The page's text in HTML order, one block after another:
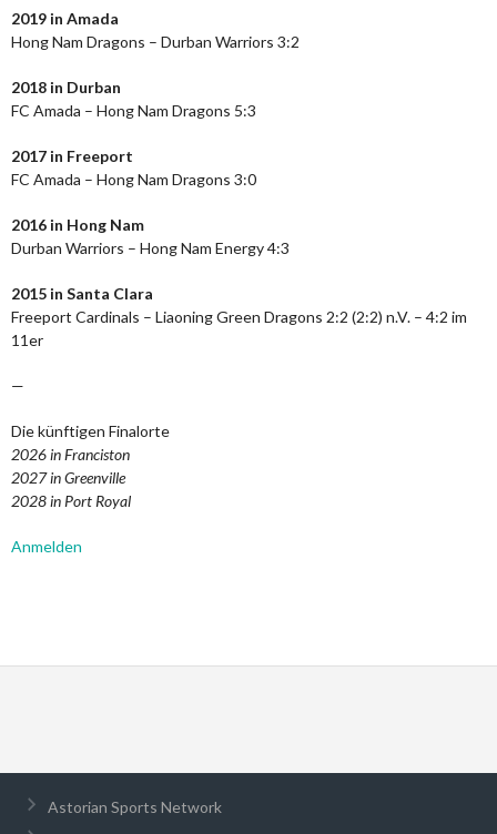
2019 in Amada
Hong Nam Dragons – Durban Warriors 3:2
2018 in Durban
FC Amada – Hong Nam Dragons 5:3
2017 in Freeport
FC Amada – Hong Nam Dragons 3:0
2016 in Hong Nam
Durban Warriors – Hong Nam Energy 4:3
2015 in Santa Clara
Freeport Cardinals – Liaoning Green Dragons 2:2 (2:2) n.V. – 4:2 im
11er
—
Die künftigen Finalorte
2026 in Franciston
2027 in Greenville
2028 in Port Royal
Anmelden
Astorian Sports Network